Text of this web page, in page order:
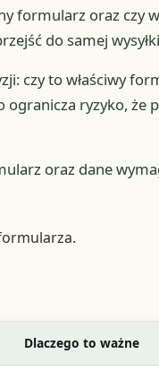
formularz oraz czy
do samej
czy to właściwy
ogranicza ryzyko,
oraz dane
Dlaczego to ważne